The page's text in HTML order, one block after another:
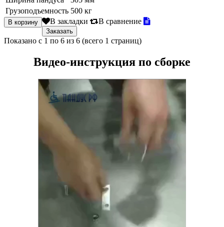
Грузоподъемность 500 кг
В закладки В сравнение
Показано с 1 по 6 из 6 (всего 1 страниц)
Видео-инструкция по сборке